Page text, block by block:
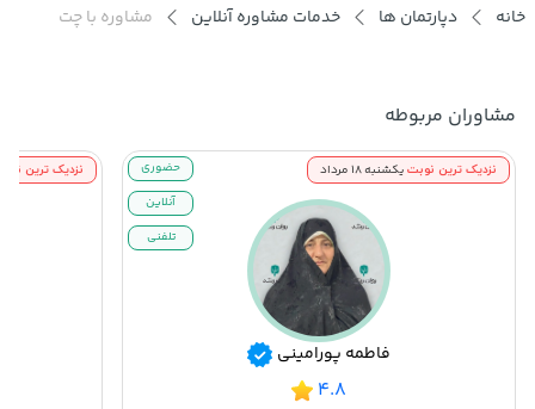
خانه دپارتمان ها خدمات مشاوره آنلاین مشاوره با چت
مشاوران مربوطه
فاطمه پورامینی
۴.۸
حضوری
آنلاین
تلفنی
نزدیک ترین نوبتیکشنبه ۱۸ مرداد نزدیک ترین